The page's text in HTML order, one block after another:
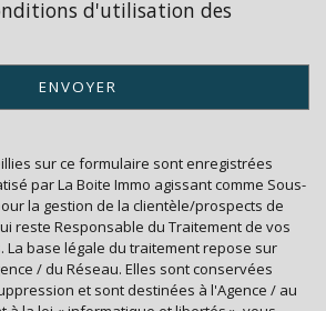
de 25 ans
21,47 %
55 ans
34,76 %
de 55 ans
43,77 %
par famille
0,63
59,64 %
d'utilisation des
ENVOYER
sur ce formulaire sont enregistrées
par La Boite Immo agissant comme Sous-
la gestion de la clientèle/prospects de
reste Responsable du Traitement de vos
La base légale du traitement repose sur
/ du Réseau. Elles sont conservées
et sont destinées à l'Agence / au